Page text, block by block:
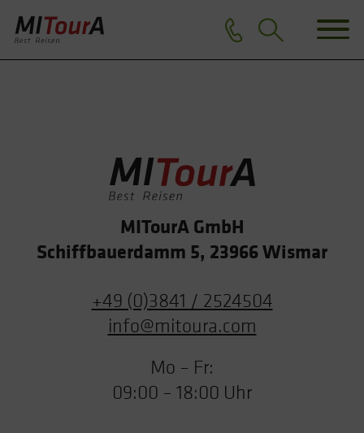
MITourA GmbH
Schiffbauerdamm 5, 23966 Wismar
+49 (0)3841 / 2524504
info@mitoura.com
Mo – Fr:
09:00 – 18:00 Uhr